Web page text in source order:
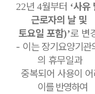
22년4월부터 ‘사유
근로자의 날 및
토요일 포함)’로 변
- 이는 장기요양기관
의 휴무일과
중복되어 사용이
이를 반영하여